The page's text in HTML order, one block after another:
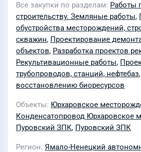
Все закупки по разделам Работы
строительству. Земляные работы,
обустройства месторождений,
скважин, Проектирование
объектов, Разработка проектов
Рекультивационные работы,
трубопроводов, станций, нефтебаз,
восстановлению биоресурсов
Объекты Юрхаровское
Конденсатопровод Юрхаровское
Пуровский ЗПК, Пуровский ЗПК
Регион Ямало-Ненецкий